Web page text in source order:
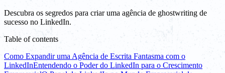
Descubra os segredos para criar uma agência de ghostwriting de
sucesso no LinkedIn.
Table of contents
Como Expandir uma Agência de Escrita Fantasma com o
LinkedInEntendendo o Poder do LinkedIn para o Crescimento